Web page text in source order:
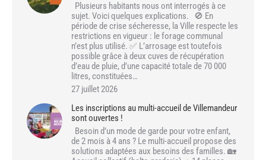
Plusieurs habitants nous ont interrogés à ce
sujet. Voici quelques explications. 🚫 En
période de crise sécheresse, la Ville respecte les
restrictions en vigueur : le forage communal
n’est plus utilisé. ✅ L’arrosage est toutefois
possible grâce à deux cuves de récupération
d’eau de pluie, d’une capacité totale de 70 000
litres, constituées…
27 juillet 2026
Les inscriptions au multi-accueil de Villemandeur
sont ouvertes !
Besoin d’un mode de garde pour votre enfant,
de 2 mois à 4 ans ? Le multi-accueil propose des
solutions adaptées aux besoins des familles. 🏡